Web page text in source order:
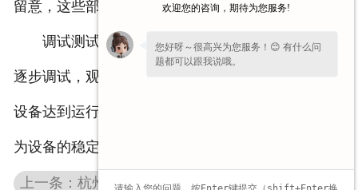
留意，这些部件对设备的密封性能有着重要影响。
调试测试是力士乐伺服阀维修的必要环节。通过
逐步调试，观察设备各项参数的变化，确保维修后的
设备达到运行标准。完整的力士乐伺服阀维修流程，
为设备的稳定运行提供了技术支持。
上一条：杭州EMG伺服阀维修是从故障到正常运行的恢复过程
欢迎您的咨询，期待为您服务!
您好呀～很高兴为您服务！😊 有什么问
题都可以跟我说哦。